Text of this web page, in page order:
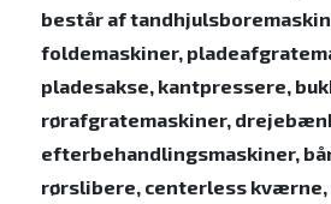
består af
foldemaskiner,
pladesakse, kantpressere,
rørafgratemaskiner,
efterbehandlingsmaskiner,
rørslibere, centerless kværne,